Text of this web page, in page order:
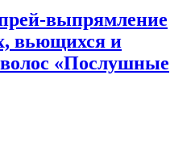
выпрямление
вьющихся и
«Послушные